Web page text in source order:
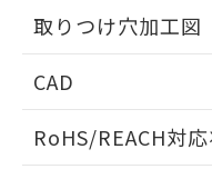
取りつけ穴加工図
CAD
ドすることができま
RoHS/REACH対
既に当社にて
していることか
り、2022年1月